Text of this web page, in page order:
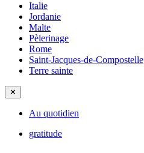
Italie
Jordanie
Malte
Pèlerinage
Rome
Saint-Jacques-de-Compostelle
Terre sainte
✕
Au quotidien
gratitude